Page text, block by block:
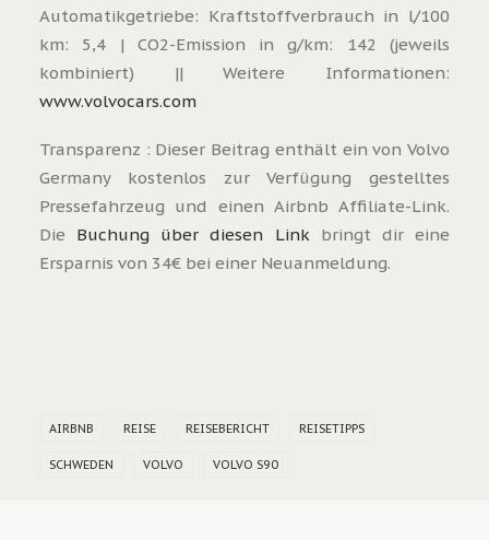
Automatikgetriebe: Kraftstoffverbrauch in l/100
km: 5,4 | CO2-Emission in g/km: 142 (jeweils
kombiniert) || Weitere Informationen:
www.volvocars.com
Transparenz : Dieser Beitrag enthält ein von Volvo
Germany kostenlos zur Verfügung gestelltes
Pressefahrzeug und einen Airbnb Affiliate-Link.
Die Buchung über diesen Linkbringt dir eine
Ersparnis von 34€ bei einer Neuanmeldung.
AIRBNB REISE REISEBERICHT REISETIPPS
SCHWEDEN VOLVO VOLVO S90